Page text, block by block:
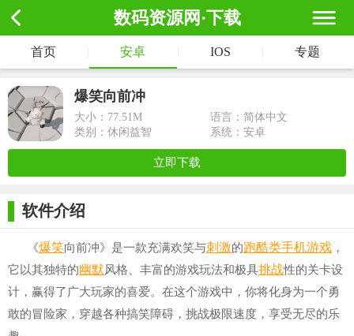
数码资源网·下载
首页 安卓 IOS 专题
爆笑向前冲
大小： 77.51M
语言：简体中文
类别：休闲益智
系统：安卓
立即下载
软件介绍
《爆笑向前冲》是一款充满欢笑与刺激的跑酷类手机游戏 ，
它以其独特的幽默 风格、丰富的游戏玩法和极具挑战性的关卡设
计，赢得了广大玩家的喜爱。在这个游戏中，你将化身为一个勇
敢的冒险家，穿越各种搞笑障碍，挑战极限速度，享受无尽的乐